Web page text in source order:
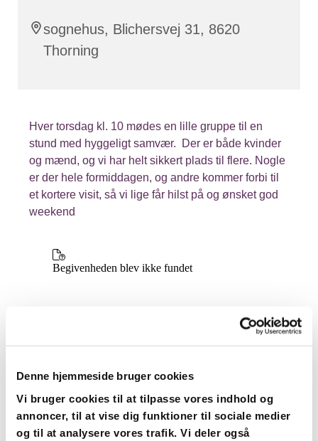
Denne hjemmeside bruger cookies
Vi bruger cookies til at tilpasse vores indhold og
annoncer, til at vise dig funktioner til sociale medier
og til at analysere vores trafik. Vi deler også
sognehus, Blichersvej 31, 8620
Thorning
Hver torsdag kl. 10 mødes en lille gruppe til en
stund med hyggeligt samvær. Der er både kvinder
og mænd, og vi har helt sikkert plads til flere. Nogle
er der hele formiddagen, og andre kommer forbi til
et kortere visit, så vi lige får hilst på og ønsket god
weekend